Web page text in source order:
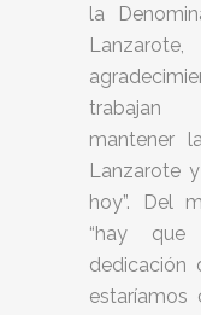
la
trabajan
mantener
Lanzarote
hoy”. Del
“hay
dedicación
estaríamos